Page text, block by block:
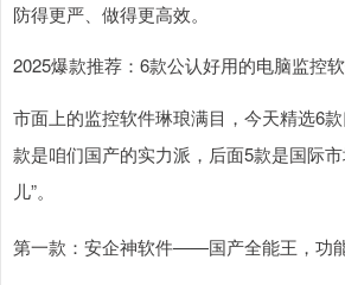
防得更严、做得更高效。
2025爆款推荐：6款公认好用的电脑监控
市面上的监控软件琳琅满目，今天精选6
款是咱们国产的实力派，后面5款是国际
儿”。
第一款：安企神软件——国产全能王，功